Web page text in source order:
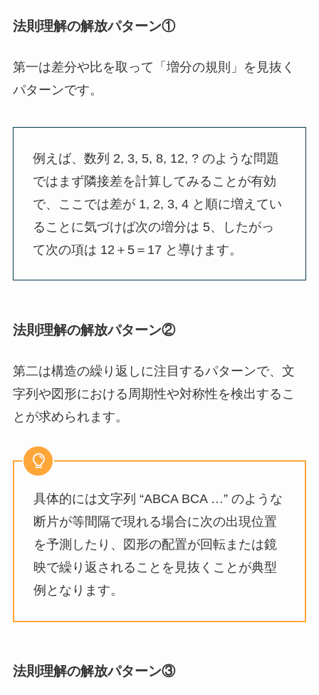
法則理解の解放パターン①
第一は差分や比を取って「増分の規則」を見抜く
パターンです。
例えば、数列 2, 3, 5, 8, 12, ? のような問題
ではまず隣接差を計算してみることが有効
で、ここでは差が 1, 2, 3, 4 と順に増えてい
ることに気づけば次の増分は 5、したがっ
て次の項は 12＋5＝17 と導けます。
法則理解の解放パターン②
第二は構造の繰り返しに注目するパターンで、文
字列や図形における周期性や対称性を検出するこ
とが求められます。
具体的には文字列 “ABCA BCA …” のような
断片が等間隔で現れる場合に次の出現位置
を予測したり、図形の配置が回転または鏡
映で繰り返されることを見抜くことが典型
例となります。
法則理解の解放パターン③